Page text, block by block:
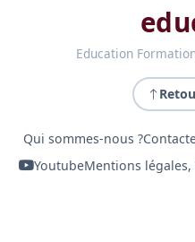
Education
Qui sommes-nous ?
YoutubeMentions légales,